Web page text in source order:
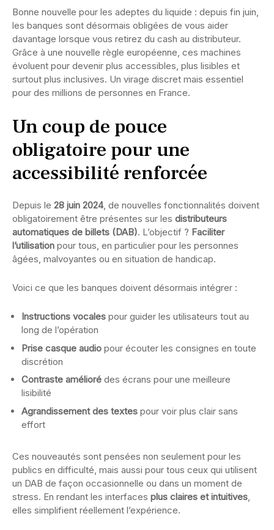
Bonne nouvelle pour les adeptes du liquide : depuis fin juin,
les banques sont désormais obligées de vous aider
davantage lorsque vous retirez du cash au distributeur.
Grâce à une nouvelle règle européenne, ces machines
évoluent pour devenir plus accessibles, plus lisibles et
surtout plus inclusives. Un virage discret mais essentiel
pour des millions de personnes en France.
Un coup de pouce
obligatoire pour une
accessibilité renforcée
Depuis le 28 juin 2024, de nouvelles fonctionnalités doivent
obligatoirement être présentes sur les distributeurs
automatiques de billets (DAB). L’objectif ? Faciliter
l’utilisation pour tous, en particulier pour les personnes
âgées, malvoyantes ou en situation de handicap.
Voici ce que les banques doivent désormais intégrer :
Instructions vocales pour guider les utilisateurs tout au
long de l’opération
Prise casque audio pour écouter les consignes en toute
discrétion
Contraste amélioré des écrans pour une meilleure
lisibilité
Agrandissement des textes pour voir plus clair sans
effort
Ces nouveautés sont pensées non seulement pour les
publics en difficulté, mais aussi pour tous ceux qui utilisent
un DAB de façon occasionnelle ou dans un moment de
stress. En rendant les interfaces plus claires et intuitives
elles simplifient réellement l’expérience.